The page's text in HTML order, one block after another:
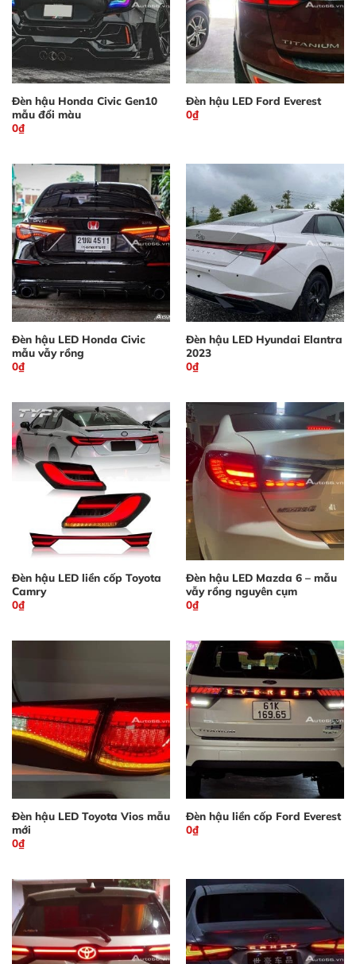
Đèn hậu Honda Civic Gen10
mẫu đổi màu
0₫
Đèn hậu LED Ford Everest
0₫
Đèn hậu LED Honda Civic
mẫu vẫy rồng
0₫
Đèn hậu LED Hyundai Elantra
2023
0₫
Đèn hậu LED liền cốp Toyota
Camry
0₫
Đèn hậu LED Mazda 6 – mẫu
vẫy rồng nguyên cụm
0₫
Đèn hậu LED Toyota Vios mẫu
mới
0₫
Đèn hậu liền cốp Ford Everest
0₫